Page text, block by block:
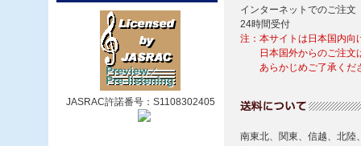
JASRAC許諾番号：S1108302405